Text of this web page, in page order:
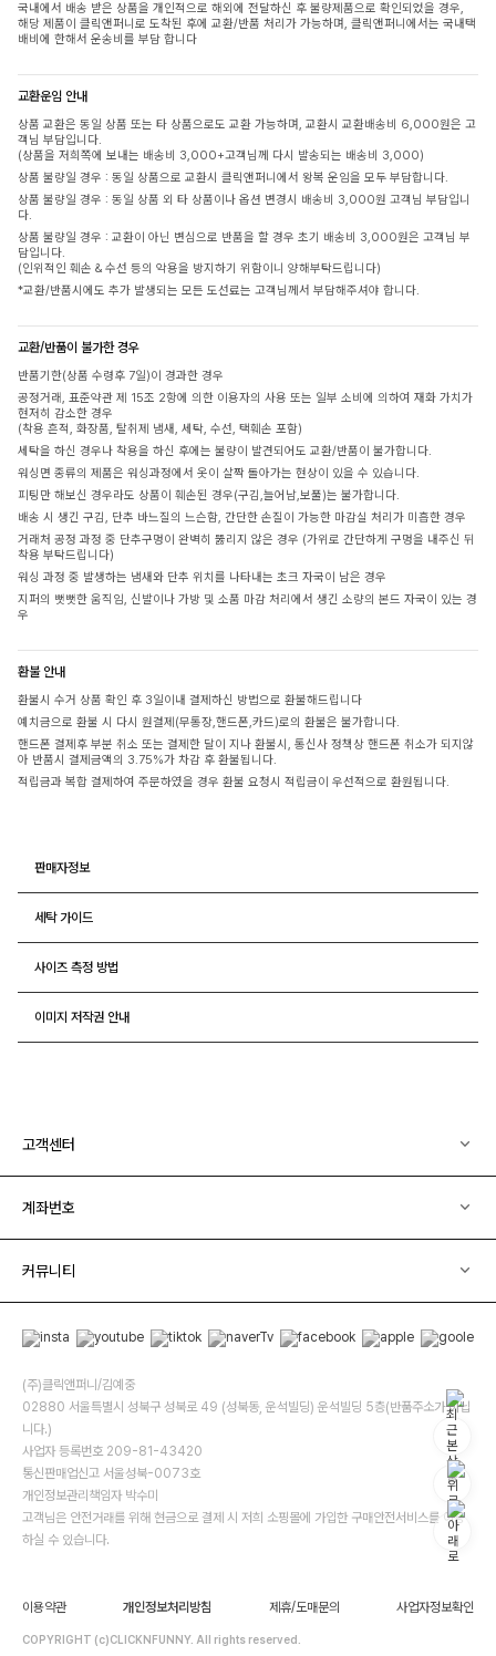
국내에서 배송 받은 상품을 개인적으로 해외에 전달하신 후 불량제품으로 확인되었을 경우,
해당 제품이 클릭앤퍼니로 도착된 후에 교환/반품 처리가 가능하며, 클릭앤퍼니에서는 국내택
배비에 한해서 운송비를 부담 합니다
교환운임 안내
상품 교환은 동일 상품 또는 타 상품으로도 교환 가능하며, 교환시 교환배송비 6,000원은 고
객님 부담입니다.
(상품을 저희쪽에 보내는 배송비 3,000+고객님께 다시 발송되는 배송비 3,000)
상품 불량일 경우 : 동일 상품으로 교환시 클릭앤퍼니에서 왕복 운임을 모두 부담합니다.
상품 불량일 경우 : 동일 상품 외 타 상품이나 옵션 변경시 배송비 3,000원 고객님 부담입니
다.
상품 불량일 경우 : 교환이 아닌 변심으로 반품을 할 경우 초기 배송비 3,000원은 고객님 부
담입니다.
(인위적인 훼손 & 수선 등의 악용을 방지하기 위함이니 양해부탁드립니다)
*교환/반품시에도 추가 발생되는 모든 도선료는 고객님께서 부담해주셔야 합니다.
교환/반품이 불가한 경우
반품기한(상품 수령후 7일)이 경과한 경우
공정거래, 표준약관 제 15조 2항에 의한 이용자의 사용 또는 일부 소비에 의하여 재화 가치가
현저히 감소한 경우
(착용 흔적, 화장품, 탈취제 냄새, 세탁, 수선, 택훼손 포함)
세탁을 하신 경우나 착용을 하신 후에는 불량이 발견되어도 교환/반품이 불가합니다.
워싱면 종류의 제품은 워싱과정에서 옷이 살짝 돌아가는 현상이 있을 수 있습니다.
피팅만 해보신 경우라도 상품이 훼손된 경우(구김,늘어남,보풀)는 불가합니다.
배송 시 생긴 구김, 단추 바느질의 느슨함, 간단한 손질이 가능한 마감실 처리가 미흡한 경우
거래처 공정 과정 중 단추구멍이 완벽히 뚫리지 않은 경우 (가위로 간단하게 구멍을 내주신 뒤
착용 부탁드립니다)
워싱 과정 중 발생하는 냄새와 단추 위치를 나타내는 초크 자국이 남은 경우
지퍼의 뻣뻣한 움직임, 신발이나 가방 및 소품 마감 처리에서 생긴 소량의 본드 자국이 있는 경
우
환불 안내
환불시 수거 상품 확인 후 3일이내 결제하신 방법으로 환불해드립니다
예치금으로 환불 시 다시 원결제(무통장,핸드폰,카드)로의 환불은 불가합니다.
핸드폰 결제후 부분 취소 또는 결제한 달이 지나 환불시, 통신사 정책상 핸드폰 취소가 되지않
아 반품시 결제금액의 3.75%가 차감 후 환불됩니다.
적립금과 복합 결제하여 주문하였을 경우 환불 요청시 적립금이 우선적으로 환원됩니다.
판매자정보
세탁 가이드
사이즈 측정 방법
이미지 저작권 안내
고객센터
계좌번호
커뮤니티
(주)클릭앤퍼니/김예중
02880 서울특별시 성북구 성북로 49 (성북동, 운석빌딩) 운석빌딩 5층(반품주소가 아닙
니다.)
사업자 등록번호 209-81-43420
통신판매업신고 서울성북-0073호
개인정보관리책임자 박수미
고객님은 안전거래를 위해 현금으로 결제 시 저희 소핑몰에 가입한 구매안전서비스를 이용
하실 수 있습니다.
이용약관 개인정보처리방침 제휴/도매문의 사업자정보확인
COPYRIGHT (c)CLICKNFUNNY. All rights reserved.